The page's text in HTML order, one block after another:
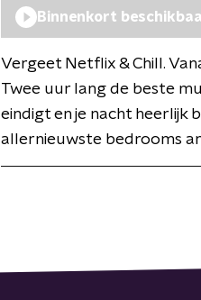
Binnenkort
Vergeet Netflix & Chill.
Twee uur lang de beste
eindigt en je nacht heerlijk
allernieuwste bedrooms